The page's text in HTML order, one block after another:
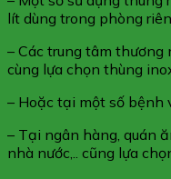
lít dùng trong phòng
– Các trung tâm thương
cùng lựa chọn thùng
– Hoặc tại một số bệnh
– Tại ngân hàng, quán
nhà nước,.. cũng lựa